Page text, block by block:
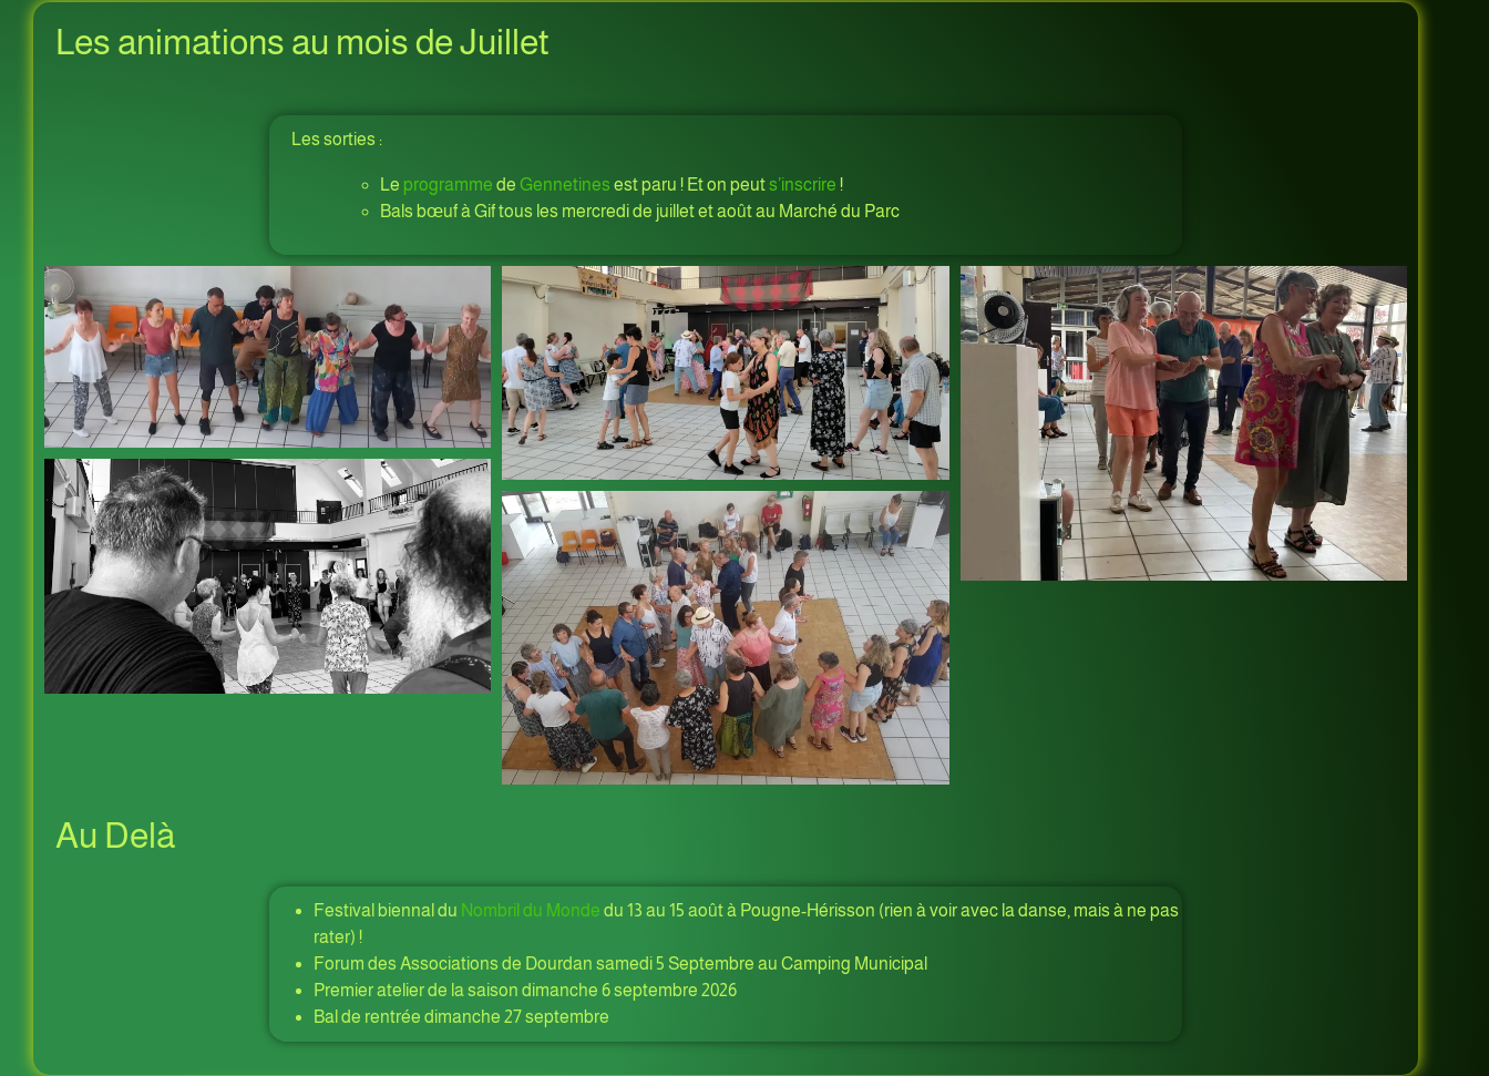
Les animations au mois de Juillet
Les sorties :
Le programme de Gennetines est paru ! Et on peuts’inscrire !
Bals bœuf à Gif tous les mercredi de juillet et août au Marché du Parc
Au Delà
Festival biennal du Nombril du Monde du 13 au 15 août à Pougne-Hérisson (rien à voir avec la danse, mais à ne pas
rater) !
Forum des Associations de Dourdan samedi 5 Septembre au Camping Municipal
Premier atelier de la saison dimanche 6 septembre 2026
Bal de rentrée dimanche 27 septembre